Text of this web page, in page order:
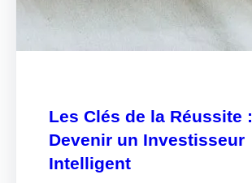
Les Clés de la Réussite :
Devenir un Investisseur
Intelligent